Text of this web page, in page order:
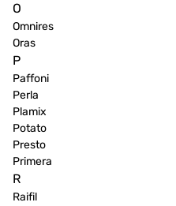
O
Omnires
Oras
P
Paffoni
Perla
Plamix
Potato
Presto
Primera
R
Raifil